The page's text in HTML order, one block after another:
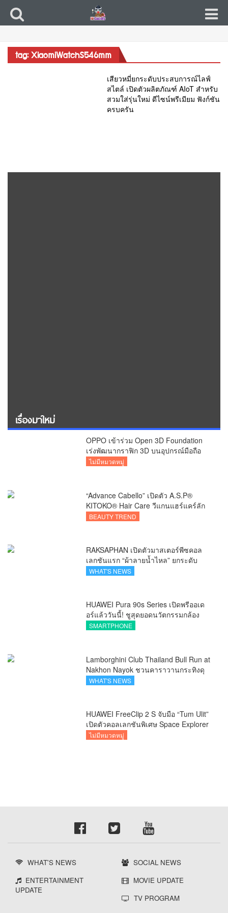
tag: XiaomiWatchS546mm
เสียวหมี่ยกระดับประสบการณ์ไลฟ์
สไตล์ เปิดตัวผลิตภัณฑ์ AIoT สำหรับ
สวมใส่รุ่นใหม่ ดีไซน์พรีเมียม ฟังก์ชัน
ครบครัน
เรื่องมาใหม่
OPPO เข้าร่วม Open 3D Foundation
เร่งพัฒนากราฟิก 3D บนอุปกรณ์มือถือ
ไม่มีหมวดหมู่
“Advance Cabello” เปิดตัว A.S.P®
KITOKO® Hair Care วีแกนแฮร์แคร์ลัก
ชัวรีจากอังกฤษ ยกระดับการดูแลเส้นผม
BEAUTY TREND
RAKSAPHAN เปิดตัวมาสเตอร์พีซคอล
เลกชันแรก “ผ้าลายน้ำไหล” ยกระดับ
ภูมิปัญญาท้องถิ่นสู่งานศิลป์ระดับสากล
WHAT'S NEWS
HUAWEI Pura 90s Series เปิดพรีออเด
อร์แล้ววันนี้! ชูสุดยอดนวัตกรรมกล้อง
พร้อม AI อัจฉริยะและ 5G Advanced
SMARTPHONE
Lamborghini Club Thailand Bull Run at
Nakhon Nayok ชวนคาราวานกระทิงดุ
สัมผัสธรรมชาติเมืองรอง ณ นครนายก
WHAT'S NEWS
HUAWEI FreeClip 2 S จับมือ “Tum Ulit”
เปิดตัวคอลเลกชันพิเศษ Space Explorer
ถ่ายทอดศิลปะบนเคสหูฟัง
ไม่มีหมวดหมู่
WHAT'S NEWS
SOCIAL NEWS
ENTERTAINMENT
UPDATE
MOVIE UPDATE
TV PROGRAM